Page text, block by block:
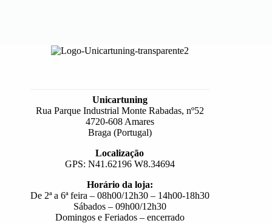
Unicartuning
Rua Parque Industrial Monte Rabadas, nº52
4720-608 Amares
Braga (Portugal)
Localização
GPS: N41.62196 W8.34694
Horário da loja:
De 2ª a 6ª feira – 08h00/12h30 – 14h00-18h30
Sábados – 09h00/12h30
Domingos e Feriados – encerrado